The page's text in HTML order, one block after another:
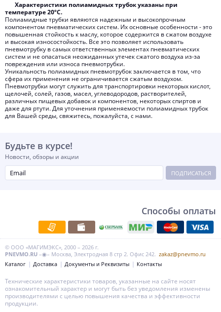
Характеристики полиамидных трубок указаны при
температуре 20ºС.
Полиамидные трубки являются надежным и высокопрочным
компонентом пневматических систем. Их основные особенности - это
повышенная стойкость к маслу, которое содержится в сжатом воздухе
и высокая износостойкость. Все это позволяет использовать
пневмотрубку в самых ответственных элементах пневматических
систем и не опасаться неожиданных утечек сжатого воздуха из-за
повреждения или износа пневмотрубки.
Уникальность полиамидных пневмотрубок заключается в том, что
сфера их применения не ограничивается сжатым воздухом.
Пневмотрубки могут служить для транспортировки некоторых кислот,
щелочей, солей, газов, масел, углеводородов, растворителей,
различных пищевых добавок и компонентов, некоторых спиртов и
даже для ртути. Для уточнения применяемости полиамидных трубок
для Вашей среды, свяжитесь, пожалуйста, с нами.
Будьте в курсе!
Новости, обзоры и акции
ПОДПИСАТЬСЯ
Способы оплаты
© ООО «МАГИМЭКС», 2000 – 2026 г.
PNEVMO.RU –◉– Москва, Электродная 8 стр 2. Офис 242. zakaz@pnevmo.ru
Каталог
Доставка Документы и Реквизиты Контакты
Технические характеристики товаров, указанные на сайте носят
ознакомительный характер и могут быть без уведомления изменены
производителями с целью повышения качества и эффективности
продукции.